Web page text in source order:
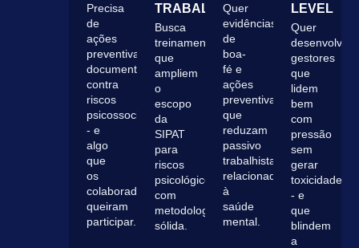
Precisa
de
ações
preventivas
documentadas
contra
riscos
psicossociais
- e
algo
que
os
colaboradores
queiram
participar.
TRABALHO
Busca
treinamentos
que
ampliem
o
escopo
da
SIPAT
para
riscos
psicológicos
com
metodologia
sólida.
Quer
evidências
de
boa-
fé e
ações
preventivas
que
reduzam
passivo
trabalhista
relacionado
à
saúde
mental.
LEVEL
Quer
desenvolver
gestores
que
lidem
bem
com
pressão
sem
gerar
toxicidade
- e
que
blindem
a